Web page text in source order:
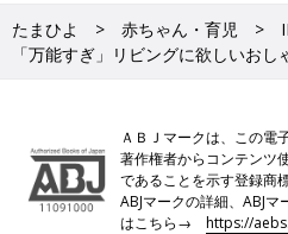
たまひよ 赤ちゃん・育児
「万能すぎ」リビングに欲しいお
ＡＢＪマークは、この電
著作権者からコンテンツ
であることを示す登録商
ABJマークの詳細、ABJ
はこちら→https://